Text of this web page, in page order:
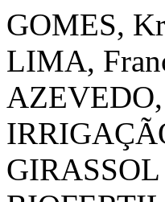
GOMES,
LIMA,